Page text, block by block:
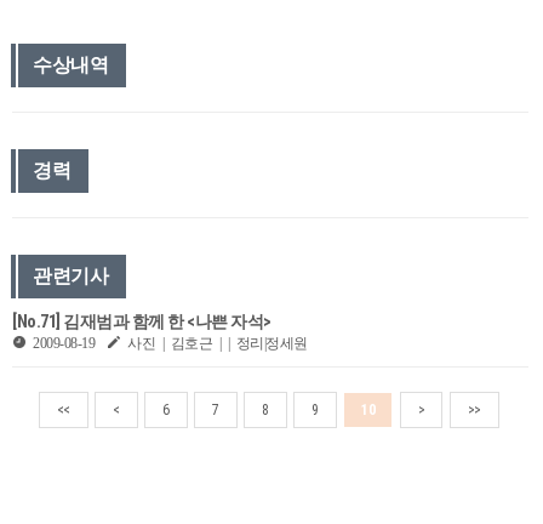
수상내역
경력
관련기사
[No.71] 김재범과 함께 한 <나쁜 자석>
2009-08-19 사진 | 김호근 | | 정리|정세원
<< < 6 7 8 9 10 > >>